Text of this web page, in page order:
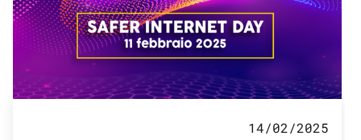
14/02/2025